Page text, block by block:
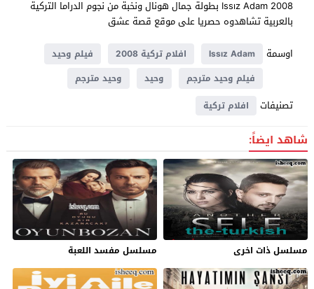
Issız Adam 2008 بطولة جمال هونال ونخبة من نجوم الدراما التركية
بالعربية تشاهدوه حصريا على موقع قصة عشق
اوسمة
Issız Adam افلام تركية 2008
فيلم وحيد
فيلم وحيد مترجم
وحيد وحيد مترجم
تصنيفات افلام تركية
شاهد ايضاً:
مسلسل ذات اخرى مسلسل مفسد اللعبة